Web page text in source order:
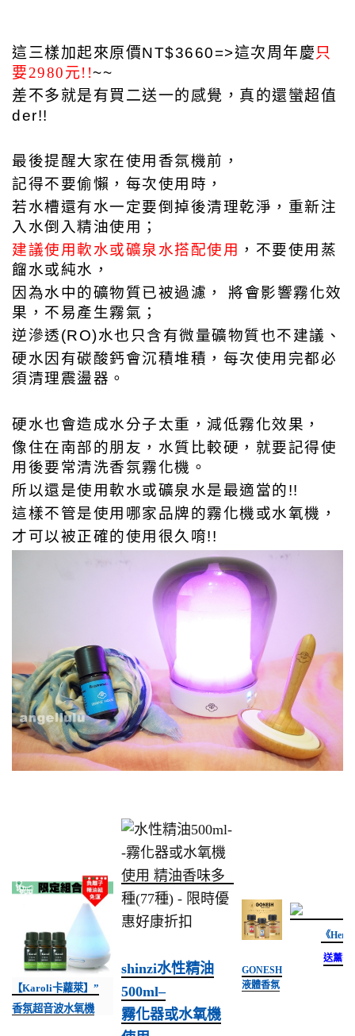
這三樣加起來原價NT$3660=>這次周年慶只
要2980元!!~~
差不多就是有買二送一的感覺，真的還蠻超值
der!!
最後提醒大家在使用香氛機前，
記得不要偷懶，每次使用時，
若水槽還有水一定要倒掉後清理乾淨， 重新注
入水倒入精油使用；
建議使用軟水或礦泉水搭配使用 ，不要使用蒸
餾水或純水，
因為水中的礦物質已被過濾， 將會影響霧化效
果，不易產生霧氣；
逆滲透(RO)水也只含有微量礦物質也不建議、
硬水因有碳酸鈣會沉積堆積，每次使用完都必
須清理震盪器。
硬水也會造成水分子太重，減低霧化效果，
像住在南部的朋友，水質比較硬，就要記得使
用後要常清洗香氛霧化機。
所以還是使用軟水或礦泉水是最適當的!!
這樣不管是使用哪家品牌的霧化機或水氧機，
才可以被正確的使用很久唷!!
【Karoli卡蘿萊】”
香氛超音波水氧機
shinzi水性精油
500ml–
霧化器或水氧機
GONESH
液體香氛
《
送薰香